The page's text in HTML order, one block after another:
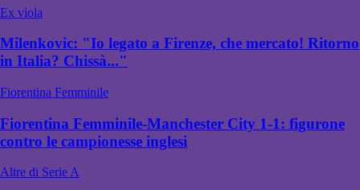
Ex viola
Milenkovic: "Io legato a Firenze, che mercato! Ritorno
in Italia? Chissà..."
Fiorentina Femminile
Fiorentina Femminile-Manchester City 1-1: figurone
contro le campionesse inglesi
Altre di Serie A